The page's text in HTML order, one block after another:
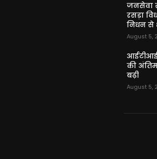
जनसेवा
रसड़ा
निधन से
August 5,
की
बढ़ी
August 5,